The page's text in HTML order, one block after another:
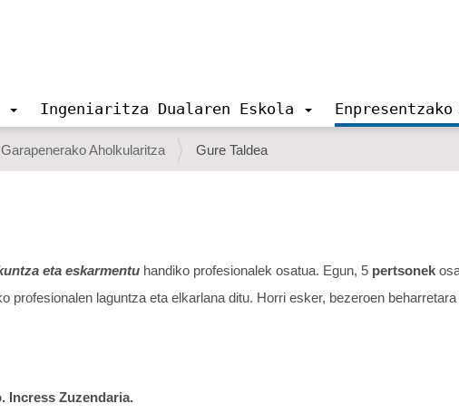
Ingeniaritza Dualaren Eskola
Aholkularitza Gure Taldea
eta eskarmentu handiko profesionalek osatua. Egun, 5 pertsonek
profesionalen laguntza eta elkarlana ditu. Horri esker, bezeroen beharretara
Incress Zuzendaria.